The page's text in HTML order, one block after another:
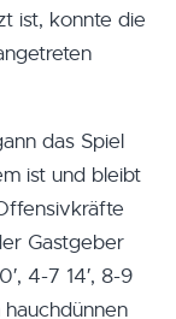
ist, konnte die
das Spiel
ist und bleibt
Gastgeber
4-7 14′, 8-9